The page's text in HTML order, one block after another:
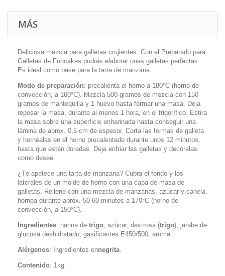
MÁS
Deliciosa mezcla para galletas crujientes. Con el Preparado para
Galletas de Funcakes podrás elaborar unas galletas perfectas.
Es ideal como base para la tarta de manzana.
Modo de preparación: precalienta el horno a 180°C (horno de
convección, a 160°C). Mezcla 500 gramos de mezcla con 150
gramos de mantequilla y 1 huevo hasta formar una masa. Deja
reposar la masa, durante al menos 1 hora, en el frigorífico. Estira
la masa sobre una superficie enharinada hasta conseguir una
lámina de aprox. 0,5 cm de espesor. Corta las formas de galleta
y hornéalas en el horno precalentado durante unos 12 minutos,
hasta que estén doradas. Deja enfriar las galletas y decórelas
como desee.
¿Té apetece una tarta de manzana? Cubra el fondo y los
laterales de un molde de horno con una capa de masa de
galletas. Rellene con una mezcla de manzanas, azúcar y canela.
hornea durante aprox. 50-60 minutos a 170°C (horno de
convección, a 150°C).
Ingredientes: harina de trigo, azúcar, dextrosa (trigo), jarabe de
glucosa deshidratado, gasificantes E450/500, aroma.
Alérgenos: Ingredientes ennegrita.
Contenido: 1kg.